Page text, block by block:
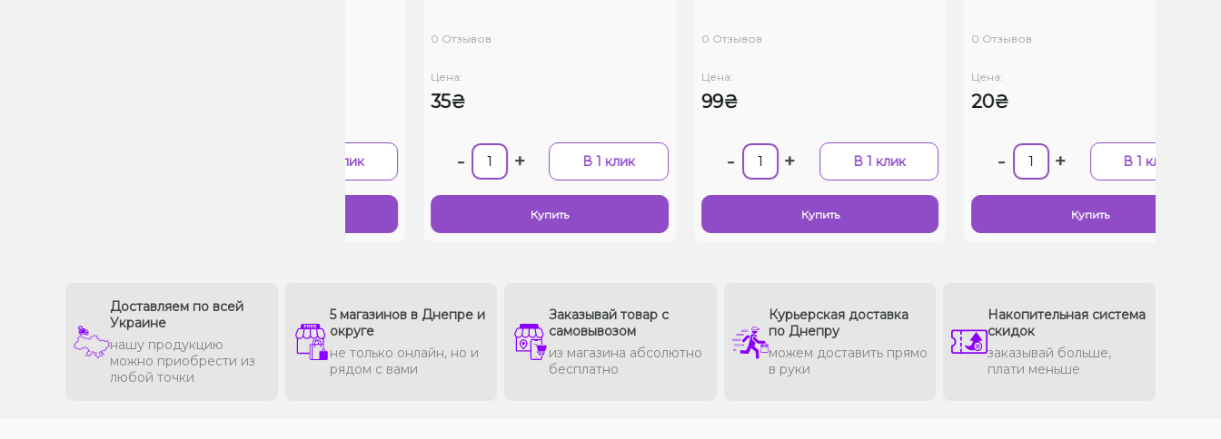
В 1 клик
0 Отзывов
Цена:
35₴
- + В 1 клик
Купить
0 Отзывов
Цена:
99₴
- + В 1 клик
Купить
0 Отзывов
Цена:
20₴
- + В 1 клик
Купить
Доставляем по всей
Украине
нашу продукцию
можно приобрести из
любой точки
5 магазинов в Днепре и
округе
не только онлайн, но и
рядом с вами
Заказывай товар с
самовывозом
из магазина абсолютно
бесплатно
Курьерская доставка
по Днепру
можем доставить прямо
в руки
Накопительная система
скидок
заказывай больше,
плати меньше